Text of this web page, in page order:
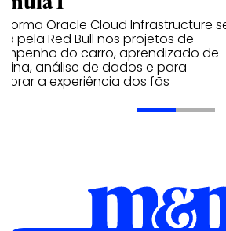
Oracle Cloud Infrastructure
pela Red Bull nos projetos de
do carro, aprendizado de
análise de dados e para
a experiência dos fãs